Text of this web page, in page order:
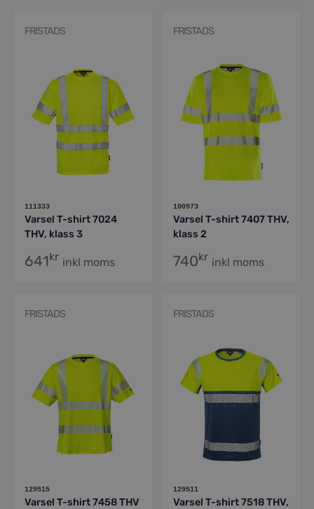
reflekterande ytor, där den starka färgen lyser upp
avstånd. När du väl vant dig vid din varseltröja
kommer du aldrig vilja vara utan den på jobbet.
FRISTADS
111333
Varsel T-shirt 7024
THV, klass 3
641kr inkl moms
FRISTADS
100973
Varsel T-shirt 7407 THV,
klass 2
740kr inkl moms
FRISTADS
129515
Varsel T-shirt 7458 THV
FRISTADS
129511
Varsel T-shirt 7518 THV,